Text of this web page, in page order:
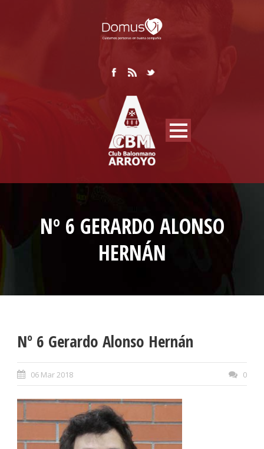
Nº 6 GERARDO ALONSO
HERNÁN
Nº 6 Gerardo Alonso Hernán
06 Mar 2018 0